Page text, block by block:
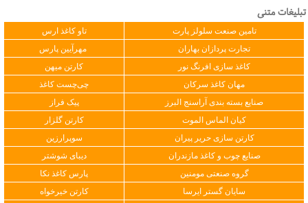
تبلیغات متنی
تامین صنعت سلولز پارت
تاو کاغذ ارس
تجارت پردازان بهاران
مهرآیین پارس
کاغذ سازی افرنگ نور
کارتن میهن
مهان کاغذ سرکان
چی‌چست کاغذ
صنایع بسته بندی آراسنج البرز
پیک فراز
کیان الماس الموت
کارتن گلزار
کارتن سازی حریر پیران
سوپرارزین
صنایع چوب و کاغذ مازندران
دیبای شوشتر
گروه صنعتی مومنین
پارس کاغذ نکا
سایان گستر ایرسا
کارتن خیرخواه